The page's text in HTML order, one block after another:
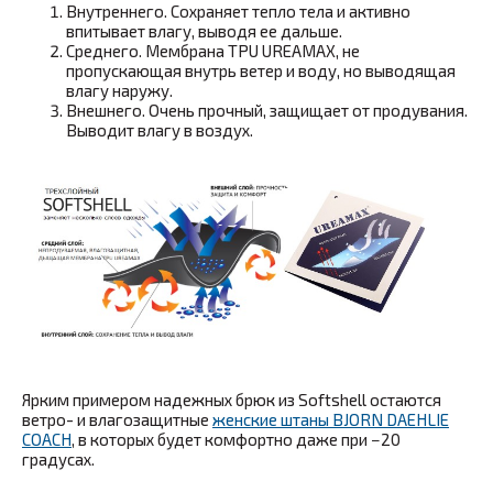
Внутреннего. Сохраняет тепло тела и активно
впитывает влагу, выводя ее дальше.
Среднего. Мембрана TPU UREAMAX, не
пропускающая внутрь ветер и воду, но выводящая
влагу наружу.
Внешнего. Очень прочный, защищает от продувания.
Выводит влагу в воздух.
Ярким примером надежных брюк из Softshell остаются
ветро- и влагозащитные женские штаны BJORN DAEHLIE
COACH, в которых будет комфортно даже при −20
градусах.